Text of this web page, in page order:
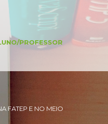
PROFESSOR
FATEP E NO MEIO